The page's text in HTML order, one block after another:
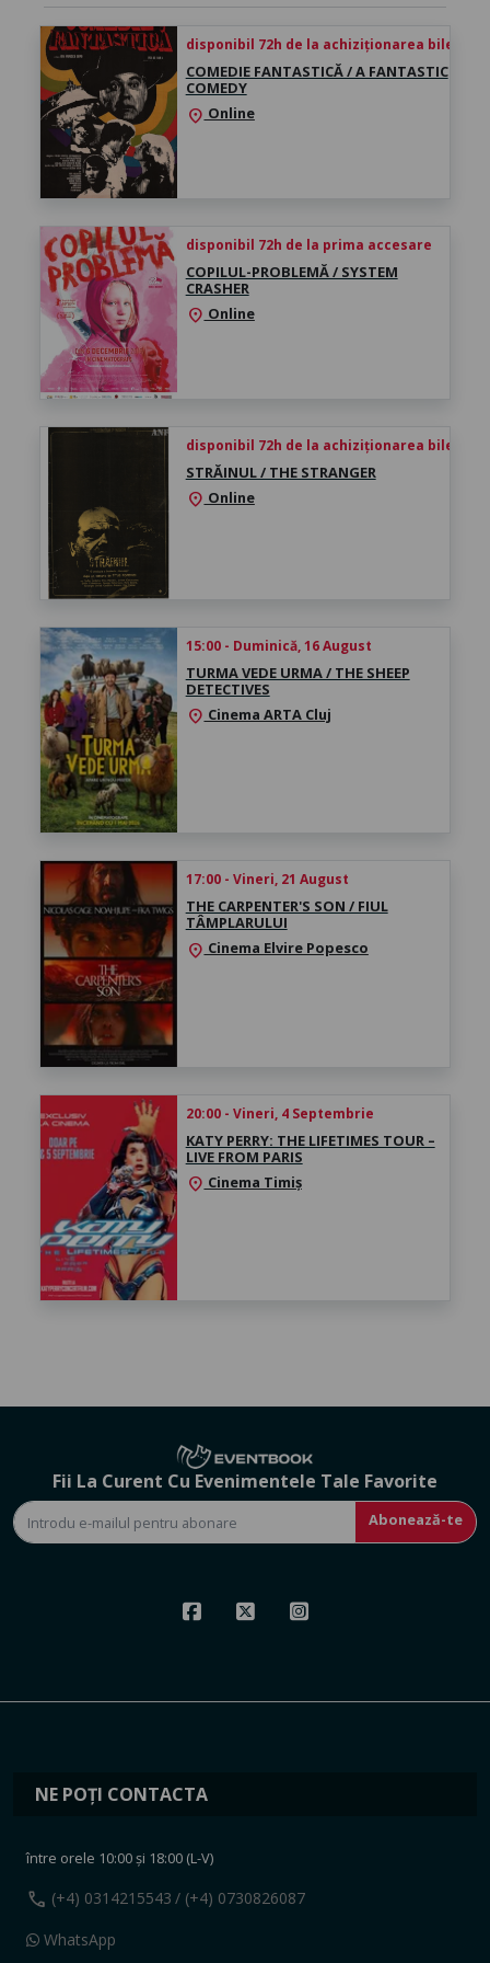
disponibil 72h de la achiziționarea biletului
COMEDIE FANTASTICĂ / A FANTASTIC
COMEDY
location_on Online
disponibil 72h de la prima accesare
COPILUL-PROBLEMĂ / SYSTEM
CRASHER
location_on Online
disponibil 72h de la achiziționarea biletului
STRĂINUL / THE STRANGER
location_on Online
15:00 - Duminică, 16 August
TURMA VEDE URMA / THE SHEEP
DETECTIVES
location_on Cinema ARTA Cluj
17:00 - Vineri, 21 August
THE CARPENTER'S SON / FIUL
TÂMPLARULUI
location_on Cinema Elvire Popesco
20:00 - Vineri, 4 Septembrie
KATY PERRY: THE LIFETIMES TOUR –
LIVE FROM PARIS
location_on Cinema Timiș
Fii La Curent Cu Evenimentele Tale Favorite
Abonează-te
NE POȚI CONTACTA
între orele 10:00 și 18:00 (L-V)
call (+4) 0314215543 / (+4) 0730826087
WhatsApp